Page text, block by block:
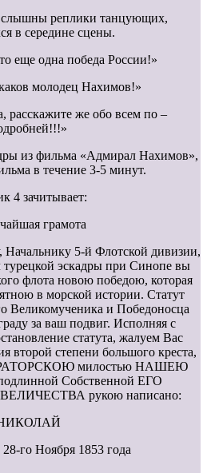
слышны реплики танцующих,
в середине сцены.
еще одна победа России!»
молодец Нахимов!»
расскажите же обо всем по –
из фильма «Адмирал Нахимов»,
в течение 3-5 минут.
4 зачитывает:
грамота
5-й Флотской дивизии,
эскадры при Синопе вы
флота новою победою, которая
в морской истории. Статут
Великомученика и Победоносца
за ваш подвиг. Исполняя с
статута, жалуем Вас
второй степени большого креста,
милостью НАШЕЮ
Собственной ЕГО
рукою написано:
го Ноября 1853 года